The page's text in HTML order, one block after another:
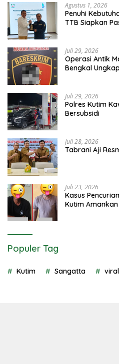
Agustus 1, 2026
Penuhi
TTB Siapkan
Juli 29, 2026
Operasi Antik
Bengkal
Juli 29, 2026
Polres Kutim
Bersubsidi
Juli 28, 2026
Tabrani Aji
Juli 23, 2026
Kasus
Kutim
Populer Tag
Kutim Sangatta viral